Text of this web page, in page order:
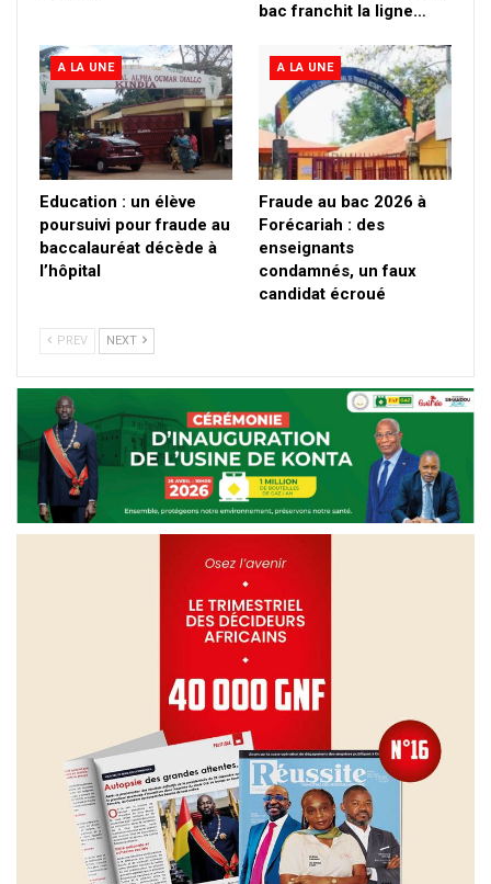
bac franchit la ligne…
A LA UNE
Education : un élève
poursuivi pour fraude au
baccalauréat décède à
l’hôpital
A LA UNE
Fraude au bac 2026 à
Forécariah : des
enseignants
condamnés, un faux
candidat écroué
PREV NEXT